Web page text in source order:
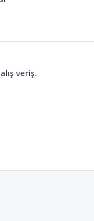
veriş.